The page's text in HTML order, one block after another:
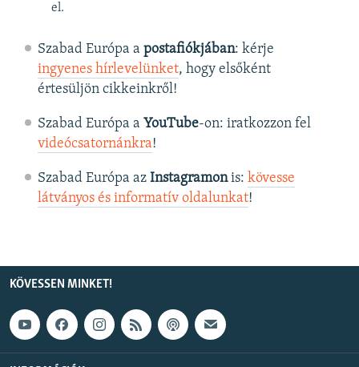
el.
Szabad Európa a postafiókjában: kérje
ingyenes hírlevelünket, hogy elsőként
értesüljön cikkeinkről!
Szabad Európa a YouTube-on: iratkozzon fel
videócsatornánkra!
Szabad Európa az Instagramonis: kövesse
látványos és informatív oldalunkat! ​
KÖVESSEN MINKET!